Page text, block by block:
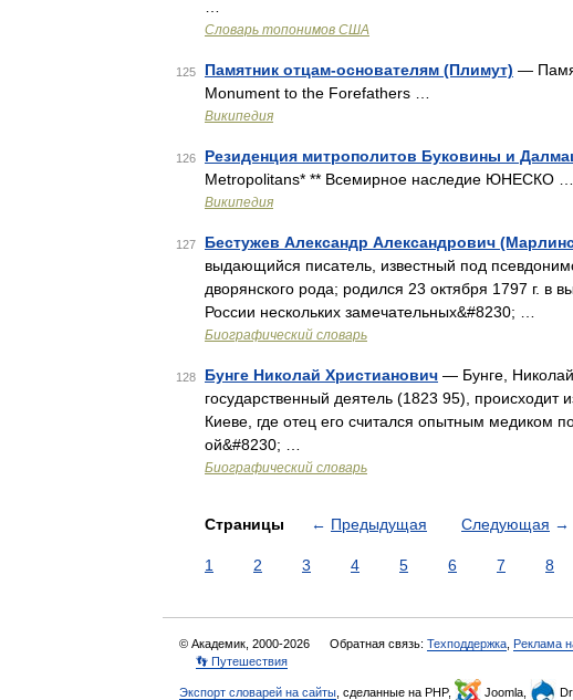
Словарь топонимов США
125 Памятник отцам-основателям (Плимут) —
Monument to the Forefathers …
Википедия
126 Резиденция митрополитов Буковины и
Metropolitans* ** Всемирное наследие ЮНЕСКО …
Википедия
127 Бестужев Александр Александрович
выдающийся писатель, известный под
дворянского рода; родился 23 октября 1797 г. в
России нескольких замечательных&#8230; …
Биографический словарь
128 Бунге Николай Христианович — Бунге,
государственный деятель (1823 95), происходит
Киеве, где отец его считался опытным медиком
ой&#8230; …
Биографический словарь
Страницы ← Предыдущая Следующая →
1 2 3 4 5 6 7 8
© Академик, 2000-2026 Обратная связь: Техподдержка Реклама
👣 Путешествия
Экспорт словарей на сайты , сделанные на PHP, Joomla,